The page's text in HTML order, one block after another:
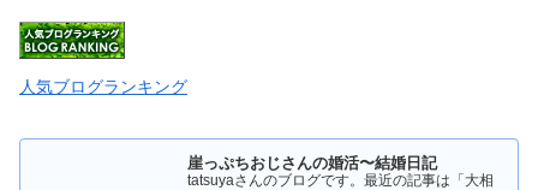
人気ブログランキング
崖っぷちおじさんの婚活〜結婚日記
tatsuyaさんのブログです。最近の記事は「大相